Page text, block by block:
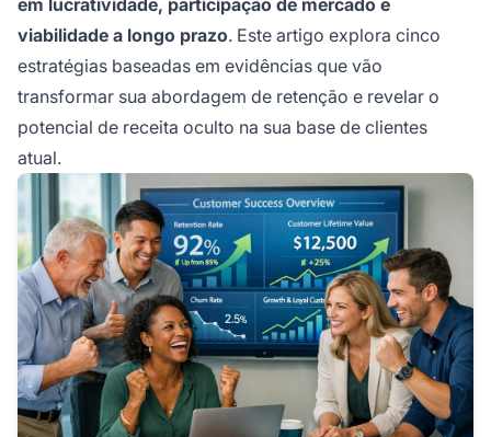
viabilidade a longo prazo. Este artigo explora cinco
estratégias baseadas em evidências que vão
transformar sua abordagem de retenção e revelar o
potencial de receita oculto na sua base de clientes
atual.